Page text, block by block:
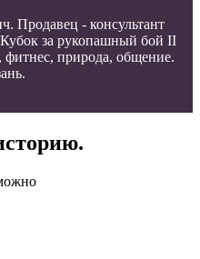
Продавец - консультант
за рукопашный бой II
природа, общение.